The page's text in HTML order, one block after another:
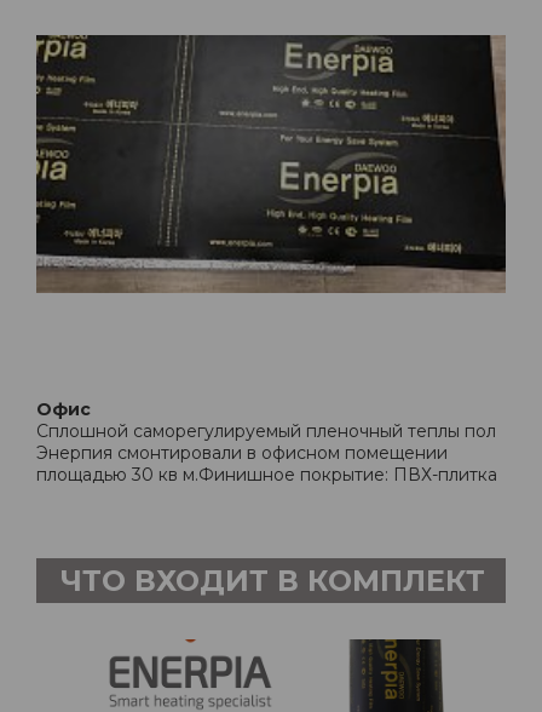
Офис
Сплошной саморегулируемый пленочный теплы пол
Энерпия смонтировали в офисном помещении
площадью 30 кв м.Финишное покрытие: ПВХ-плитка
ЧТО ВХОДИТ В КОМПЛЕКТ